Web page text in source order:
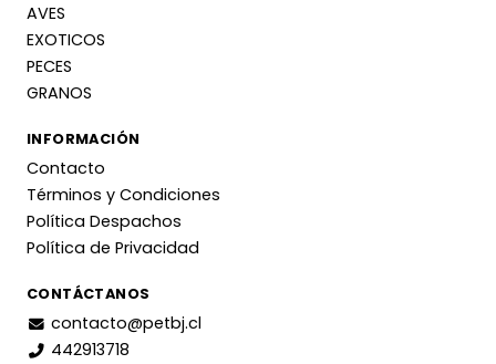
AVES
EXOTICOS
PECES
GRANOS
INFORMACIÓN
Contacto
Términos y Condiciones
Política Despachos
Política de Privacidad
CONTÁCTANOS
contacto@petbj.cl
442913718